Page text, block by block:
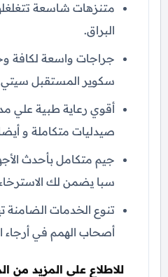
متنزهات شاسعة
البراق.
جراجات واسعة لكافة
سكوير المستقبل
صيدليات متكاملة و
جيم متكامل بأحدث
سبا يضمن لك
تنوع الخدمات الضامنة
أصحاب الهمم في أرجاء
للاطلاع علي المزيد من